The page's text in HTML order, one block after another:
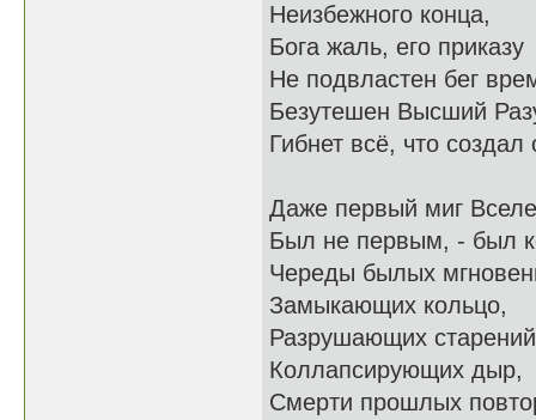
Неизбежного конца,
Бога жаль, его приказу
Не подвластен бег
Безутешен Высший
Гибнет всё, что создал
Даже первый миг
Был не первым, - был
Череды былых
Замыкающих кольцо,
Разрушающих
Коллапсирующих дыр,
Смерти прошлых